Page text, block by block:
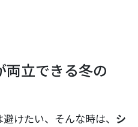
両立できる冬の
けたい、 そんな時は、 シ